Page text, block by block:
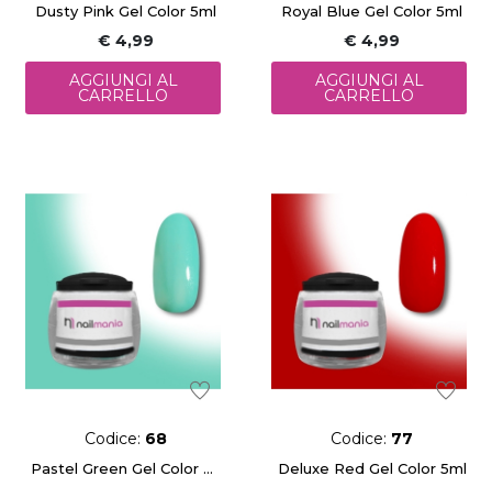
Dusty Pink Gel Color 5ml
€ 4,99
AGGIUNGI AL
CARRELLO
Royal Blue Gel Color 5ml
€ 4,99
AGGIUNGI AL
CARRELLO
Codice: 68
Pastel Green Gel Color 5ml
Codice: 77
Deluxe Red Gel Color 5ml